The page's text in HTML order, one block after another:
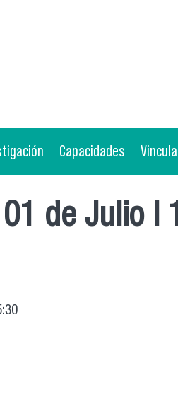
Capacidades
de Julio l